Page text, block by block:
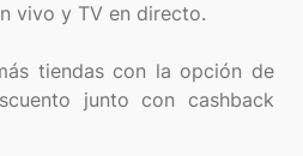
vivo y TV en directo.
tiendas con la opción de
junto con cashback